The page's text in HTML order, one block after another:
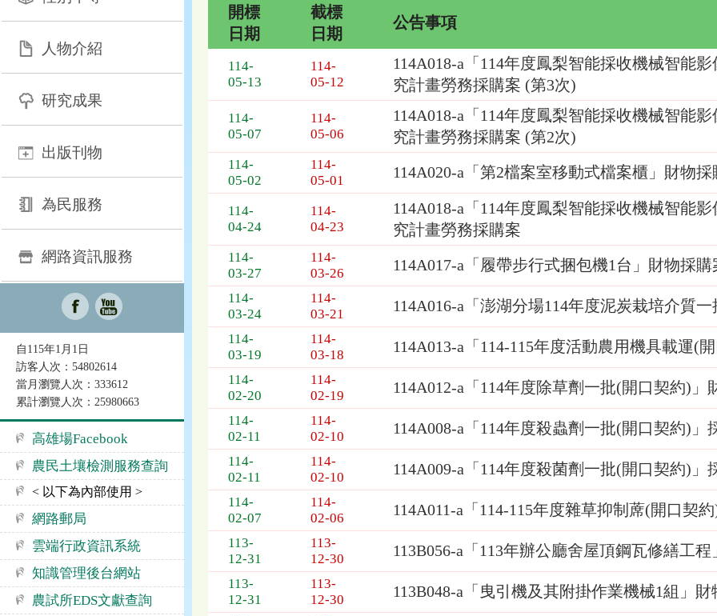
人物介紹
研究成果
出版刊物
為民服務
網路資訊服務
自115年1月1日
訪客人次：54802614
當月瀏覽人次：333612
累計瀏覽人次：25980663
高雄場Facebook
農民土壤檢測服務查詢
< 以下為內部使用 >
網路郵局
雲端行政資訊系統
知識管理後台網站
農試所EDS文獻查詢
表，
欄
依
為：
期、
標
期、
事
開標
日期
截標
日期
公告事項
114-
05-13
114-
05-12
114A018-a「114年度鳳梨智能採收機械智能
究計畫勞務採購案 (第3次)
114-
05-07
114-
05-06
114A018-a「114年度鳳梨智能採收機械智能
究計畫勞務採購案 (第2次)
114-
05-02
114-
05-01
114A020-a「第2檔案室移動式檔案櫃」財物採
114-
04-24
114-
04-23
114A018-a「114年度鳳梨智能採收機械智能
究計畫勞務採購案
114-
03-27
114-
03-26
114A017-a「履帶步行式捆包機1台」財物採購
114-
03-24
114-
03-21
114A016-a「澎湖分場114年度泥炭栽培介質
114-
03-19
114-
03-18
114A013-a「114-115年度活動農用機具載運(
114-
02-20
114-
02-19
114A012-a「114年度除草劑一批(開口契約)」
114-
02-11
114-
02-10
114A008-a「114年度殺蟲劑一批(開口契約)」
114-
02-11
114-
02-10
114A009-a「114年度殺菌劑一批(開口契約)」
114-
02-07
114-
02-06
114A011-a「114-115年度雜草抑制蓆(開口契
113-
12-31
113-
12-30
113B056-a「113年辦公廳舍屋頂鋼瓦修繕工程
113-
12-31
113-
12-30
113B048-a「曳引機及其附掛作業機械1組」財